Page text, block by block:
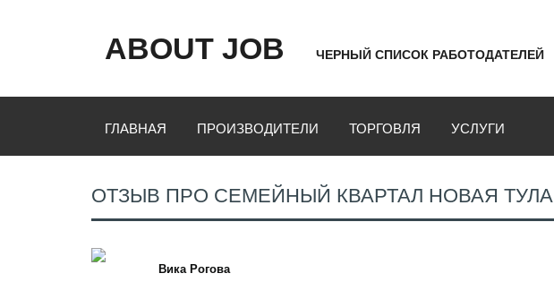
ABOUT JOB ЧЕРНЫЙ СПИСОК РАБОТОДАТЕЛЕЙ
ГЛАВНАЯ ПРОИЗВОДИТЕЛИ ТОРГОВЛЯ УСЛУГИ
ОТЗЫВ ПРО СЕМЕЙНЫЙ КВАРТАЛ НОВАЯ ТУЛА
Вика Рогова